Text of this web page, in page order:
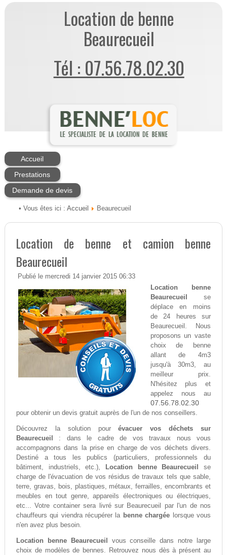
Location de benne
Beaurecueil
Tél : 07.56.78.02.30
Accueil
Prestations
Demande de devis
• Vous êtes ici : Accueil Beaurecueil
Location de benne et camion benne
Beaurecueil
Publié le mercredi 14 janvier 2015 06:33
Location benne
Beaurecueil
se
déplace en moins
de 24 heures sur
Beaurecueil. Nous
proposons un vaste
choix de benne
allant de 4m3
jusqu'à 30m3, au
meilleur prix.
N'hésitez plus et
appelez nous au
07.56.78.02.30
pour obtenir un devis gratuit auprès de l'un de nos conseillers.
Découvrez la solution pourévacuer vos déchets sur
Beaurecueil
: dans le cadre de vos travaux nous vous
accompagnons dans la prise en charge de vos déchets divers.
Destiné a tous les publics (particuliers, professionnels du
bâtiment, industriels, etc.),
Location benne Beaurecueil
se
charge de l'évacuation de vos résidus de travaux tels que sable,
terre, gravas, bois, plastiques, métaux, ferrailles, encombrants et
meubles en tout genre, appareils électroniques ou électriques,
etc... Votre container sera livré sur Beaurecueil par l'un de nos
chauffeurs qui viendra récupérer la benne chargée lorsque vous
n'en avez plus besoin.
Location benne Beaurecueil
vous conseille dans notre large
choix de modèles de bennes. Retrouvez nous dès à présent au